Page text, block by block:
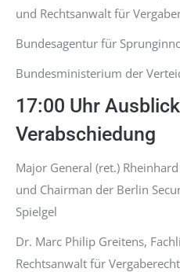
und Rechtsanwalt für
Bundesagentur für
Bundesministerium der
17:00 Uhr
Verabschiedung
Major General (ret.)
und Chairman der Berlin
Spielgel
Dr. Marc Philip Greitens,
Rechtsanwalt für